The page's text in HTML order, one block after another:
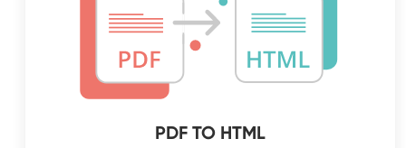
PDF TO HTML